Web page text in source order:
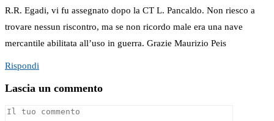
R.R. Egadi, vi fu assegnato dopo la CT L. Pancaldo. Non riesco a
trovare nessun riscontro, ma se non ricordo male era una nave
mercantile abilitata all’uso in guerra. Grazie Maurizio Peis
Rispondi
Lascia un commento